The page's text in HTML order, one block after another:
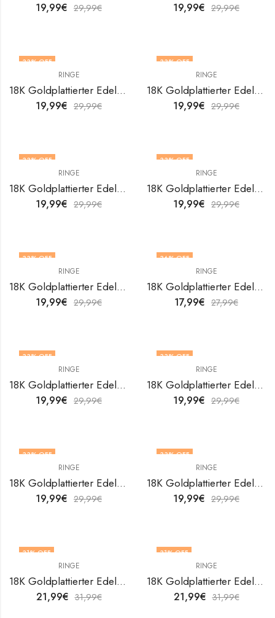
19,99€ 29,99€ 19,99€ 29,99€
33% OFF
RINGE
18K Goldplattierter Edelstahl Leafs Fingerring von V&F Jewelers
19,99€ 29,99€
33% OFF
RINGE
18K Goldplattierter Edelstahl Leafs Fingerring von V&F Jewelers
19,99€ 29,99€
33% OFF
RINGE
18K Goldplattierter Edelstahl Leafs Fingerring von V&F Jewelers
19,99€ 29,99€
33% OFF
RINGE
18K Goldplattierter Edelstahl Leafs Fingerring von V&F Jewelers
19,99€ 29,99€
33% OFF
RINGE
18K Goldplattierter Edelstahl Leafs Fingerring von V&F Jewelers
19,99€ 29,99€
36% OFF
OUT OF STOCK
RINGE
18K Goldplattierter Edelstahl Leafs Fingerring von V&F Jewelers
17,99€ 27,99€
33% OFF
RINGE
18K Goldplattierter Edelstahl Leafs Fingerring von V&F Jewelers
19,99€ 29,99€
33% OFF
RINGE
18K Goldplattierter Edelstahl Leafs Fingerring von V&F Jewelers
19,99€ 29,99€
33% OFF
RINGE
18K Goldplattierter Edelstahl Leafs Fingerring von V&F Jewelers
19,99€ 29,99€
33% OFF
RINGE
18K Goldplattierter Edelstahl Leafs Fingerring von V&F Jewelers
19,99€ 29,99€
31% OFF
RINGE
18K Goldplattierter Edelstahl Leafs Fingerring von V&F Jewelers
21,99€ 31,99€
31% OFF
RINGE
18K Goldplattierter Edelstahl Leafs Fingerring von V&F Jewelers
21,99€ 31,99€